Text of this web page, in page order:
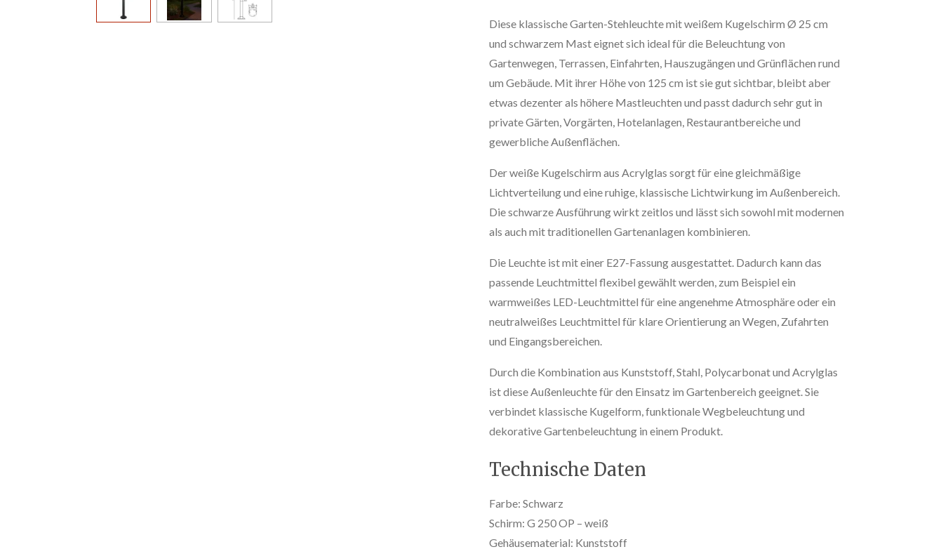
Diese klassische Garten-Stehleuchte mit weißem Kugelschirm Ø 25 cm
und schwarzem Mast eignet sich ideal für die Beleuchtung von
Gartenwegen, Terrassen, Einfahrten, Hauszugängen und Grünflächen rund
um Gebäude. Mit ihrer Höhe von 125 cm ist sie gut sichtbar, bleibt aber
etwas dezenter als höhere Mastleuchten und passt dadurch sehr gut in
private Gärten, Vorgärten, Hotelanlagen, Restaurantbereiche und
gewerbliche Außenflächen.
Der weiße Kugelschirm aus Acrylglas sorgt für eine gleichmäßige
Lichtverteilung und eine ruhige, klassische Lichtwirkung im Außenbereich.
Die schwarze Ausführung wirkt zeitlos und lässt sich sowohl mit modernen
als auch mit traditionellen Gartenanlagen kombinieren.
Die Leuchte ist mit einer E27-Fassung ausgestattet. Dadurch kann das
passende Leuchtmittel flexibel gewählt werden, zum Beispiel ein
warmweißes LED-Leuchtmittel für eine angenehme Atmosphäre oder ein
neutralweißes Leuchtmittel für klare Orientierung an Wegen, Zufahrten
und Eingangsbereichen.
Durch die Kombination aus Kunststoff, Stahl, Polycarbonat und Acrylglas
ist diese Außenleuchte für den Einsatz im Gartenbereich geeignet. Sie
verbindet klassische Kugelform, funktionale Wegbeleuchtung und
dekorative Gartenbeleuchtung in einem Produkt.
Technische Daten
Farbe: Schwarz
Schirm: G 250 OP – weiß
Gehäusematerial: Kunststoff